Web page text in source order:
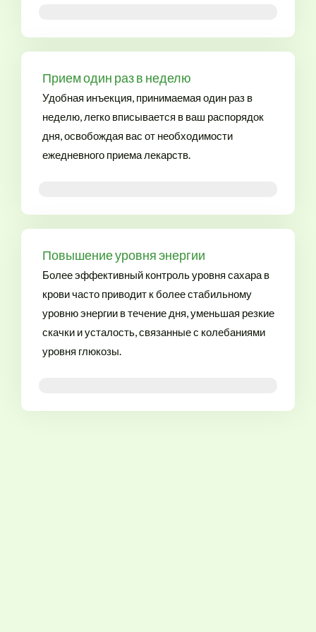
Прием один раз в неделю
Удобная инъекция, принимаемая один раз в
неделю, легко вписывается в ваш распорядок
дня, освобождая вас от необходимости
ежедневного приема лекарств.
Повышение уровня энергии
Более эффективный контроль уровня сахара в
крови часто приводит к более стабильному
уровню энергии в течение дня, уменьшая резкие
скачки и усталость, связанные с колебаниями
уровня глюкозы.